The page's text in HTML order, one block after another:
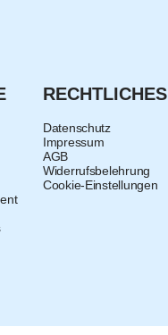
RECHTLICHES
Datenschutz
Impressum
AGB
Widerrufsbelehrung
Cookie-Einstellungen